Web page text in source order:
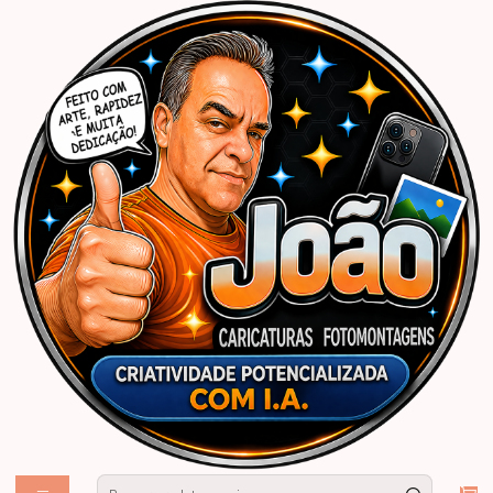
Caricaturas Personalizadas | João Caricaturas Casamento
Caricaturas casal, casamento, namorados, camping, vegetariana,copo
cerveja, chopp, acampamento, trilhas, esportista, torcedores gremistas,
time grêmio, presente, bodas, aniversário.